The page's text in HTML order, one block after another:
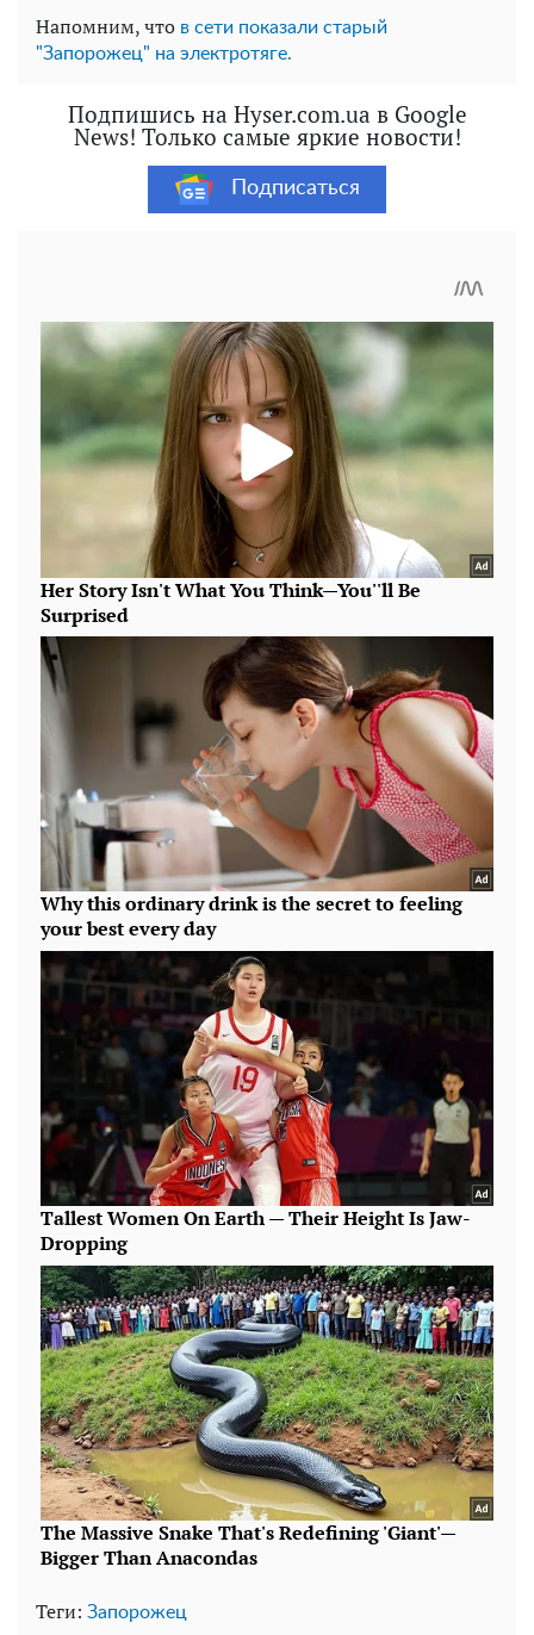
Напомним, что в сети показали старый
"Запорожец" на электротяге.
Подпишись на Hyser.com.ua в Google
News! Только самые яркие новости!
Подписаться
Теги: Запорожец